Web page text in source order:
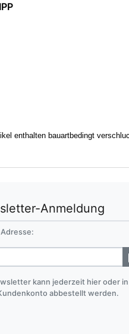
enthalten bauartbedingt
Anmeldung
kann jederzeit hier oder in
abbestellt werden.